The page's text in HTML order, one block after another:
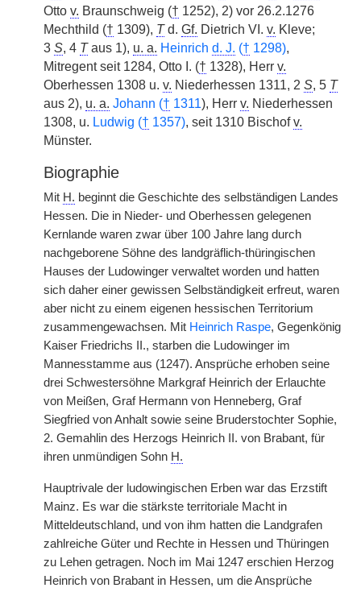
Otto v. Braunschweig († 1252), 2) vor 26.2.1276
Mechthild († 1309), Td. Gf. Dietrich VI. v. Kleve;
3 S, 4 Taus 1), u. a. Heinrich d. J. († 1298),
Mitregent seit 1284, Otto I. († 1328), Herr v.
Oberhessen 1308 u. v. Niederhessen 1311, 2 S, 5 T
aus 2), u. a. Johann († 1311), Herr v. Niederhessen
1308, u. Ludwig († 1357), seit 1310 Bischofv.
Münster.
Biographie
Mit H. beginnt die Geschichte des selbständigen Landes
Hessen. Die in Nieder- und Oberhessen gelegenen
Kernlande waren zwar über 100 Jahre lang durch
nachgeborene Söhne des landgräflich-thüringischen
Hauses der Ludowinger verwaltet worden und hatten
sich daher einer gewissen Selbständigkeit erfreut, waren
aber nicht zu einem eigenen hessischen Territorium
zusammengewachsen. Mit Heinrich Raspe, Gegenkönig
Kaiser Friedrichs II., starben die Ludowinger im
Mannesstamme aus (1247). Ansprüche erhoben seine
drei Schwestersöhne Markgraf Heinrich der Erlauchte
von Meißen, Graf Hermann von Henneberg, Graf
Siegfried von Anhalt sowie seine Bruderstochter Sophie,
2. Gemahlin des Herzogs Heinrich II. von Brabant, für
ihren unmündigen Sohn H.
Hauptrivale der ludowingischen Erben war das Erzstift
Mainz. Es war die stärkste territoriale Macht in
Mitteldeutschland, und von ihm hatten die Landgrafen
zahlreiche Güter und Rechte in Hessen und Thüringen
zu Lehen getragen. Noch im Mai 1247 erschien Herzog
Heinrich von Brabant in Hessen, um die Ansprüche